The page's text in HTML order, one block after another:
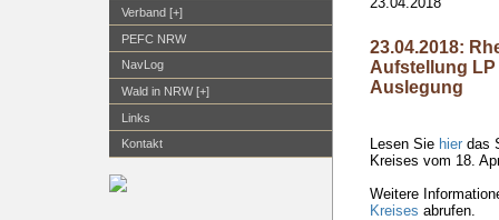
Verband [+]
PEFC NRW
NavLog
Wald in NRW [+]
Links
Kontakt
23.04.2018:
Aufstellung
Auslegung
Lesen Sie hier das
Kreises vom 18.
Weitere
Kreises abrufen.